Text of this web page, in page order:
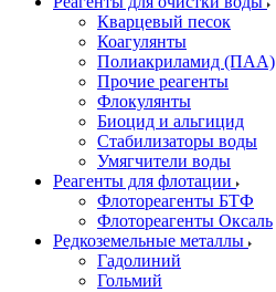
Кварцевый песок
Коагулянты
Полиакриламид (ПАА)
Прочие реагенты
Флокулянты
Биоцид и альгицид
Стабилизаторы воды
Умягчители воды
Реагенты для флотации
Флотореагенты БТФ
Флотореагенты Оксаль
Редкоземельные металлы
Гадолиний
Гольмий